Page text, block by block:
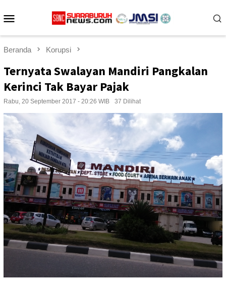
ke
Beranda Korupsi
Ternyata Swalayan Mandiri Pangkalan
Kerinci Tak Bayar Pajak
Rabu, 20 September 2017 - 20:26 WIB 37 Dilihat